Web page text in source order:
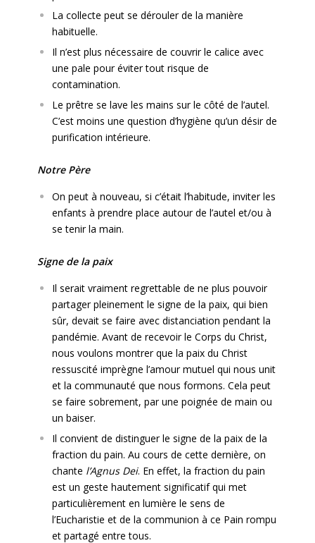
La collecte peut se dérouler de la manière
habituelle.
Il n’est plus nécessaire de couvrir le calice avec
une pale pour éviter tout risque de
contamination.
Le prêtre se lave les mains sur le côté de l’autel.
C’est moins une question d’hygiène qu’un désir de
purification intérieure.
Notre Père
On peut à nouveau, si c’était l’habitude, inviter les
enfants à prendre place autour de l’autel et/ou à
se tenir la main.
Signe de la paix
Il serait vraiment regrettable de ne plus pouvoir
partager pleinement le signe de la paix, qui bien
sûr, devait se faire avec distanciation pendant la
pandémie. Avant de recevoir le Corps du Christ,
nous voulons montrer que la paix du Christ
ressuscité imprègne l’amour mutuel qui nous unit
et la communauté que nous formons. Cela peut
se faire sobrement, par une poignée de main ou
un baiser.
Il convient de distinguer le signe de la paix de la
fraction du pain. Au cours de cette dernière, on
chante l’Agnus Dei. En effet, la fraction du pain
est un geste hautement significatif qui met
particulièrement en lumière le sens de
l’Eucharistie et de la communion à ce Pain rompu
et partagé entre tous.